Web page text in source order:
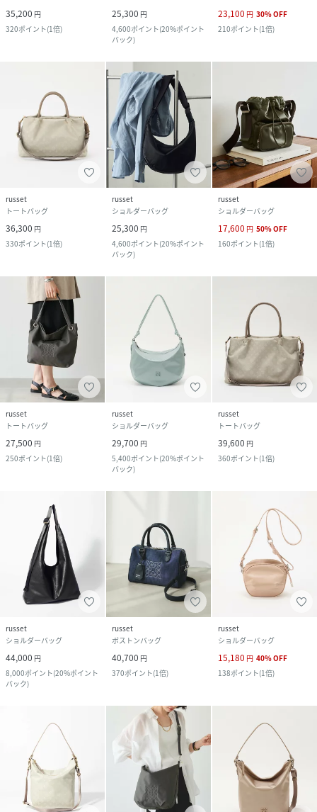
35,200 円
320ポイント(1倍)
25,300 円
4,600ポイント(20%ポイント
バック)
23,100 円 30%OFF
210ポイント(1倍)
russet
トートバッグ
36,300 円
330ポイント(1倍)
russet
ショルダーバッグ
25,300 円
4,600ポイント(20%ポイント
バック)
russet
ショルダーバッグ
17,600 円 50%OFF
160ポイント(1倍)
russet
トートバッグ
27,500 円
250ポイント(1倍)
russet
ショルダーバッグ
29,700 円
5,400ポイント(20%ポイント
バック)
russet
トートバッグ
39,600 円
360ポイント(1倍)
russet
ショルダーバッグ
44,000 円
8,000ポイント(20%ポイント
バック)
russet
ボストンバッグ
40,700 円
370ポイント(1倍)
russet
ショルダーバッグ
15,180 円 40%OFF
138ポイント(1倍)